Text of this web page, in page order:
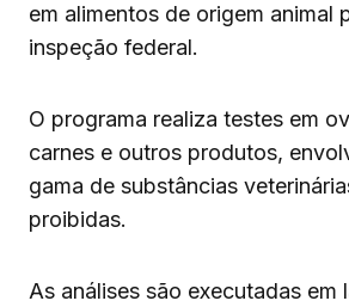
em alimentos de origem animal
inspeção federal.
O programa realiza testes em
carnes e outros produtos,
gama de substâncias
proibidas.
As análises são executadas em